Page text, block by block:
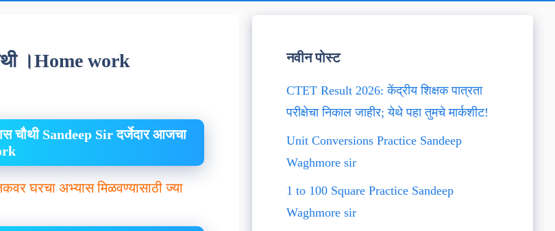
।Home work
चौथी Sandeep Sir दर्जेदार आजचा
घरचा अभ्यास मिळवण्यासाठी ज्या
नवीन पोस्ट
CTET Result 2026: केंद्रीय शिक्षक पात्रता
परीक्षेचा निकाल जाहीर; येथे पहा तुमचे मार्कशीट!
Unit Conversions Practice Sandeep
Waghmore sir
1 to 100 Square Practice Sandeep
Waghmore sir